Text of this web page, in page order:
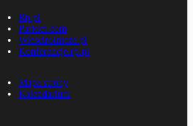
Rp.pl
Parkiet.com
Wiescirolnicze.pl
Konferencje.rp.pl
Mapa strony
Kalendarium